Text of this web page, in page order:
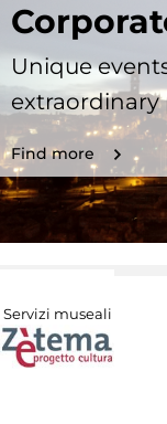
Unique
extraordinary
Find more
Servizi museali